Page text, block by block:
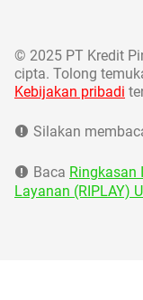
© 2025 PT Kredit
cipta. Tolong
Kebijakan pribadi
Silakan
Baca Ringkasan
Layanan (RIPLAY)